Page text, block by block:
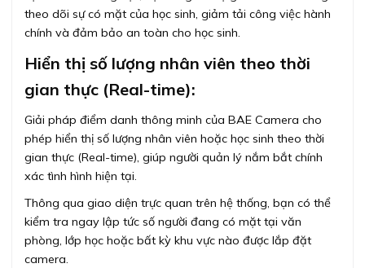
theo dõi sự có mặt của học sinh, giảm tải công việc hành
chính và đảm bảo an toàn cho học sinh.
Hiển thị số lượng nhân viên theo thời
gian thực (Real-time):
Giải pháp điểm danh thông minh của BAE Camera cho
phép hiển thị số lượng nhân viên hoặc học sinh theo thời
gian thực (Real-time), giúp người quản lý nắm bắt chính
xác tình hình hiện tại.
Thông qua giao diện trực quan trên hệ thống, bạn có thể
kiểm tra ngay lập tức số người đang có mặt tại văn
phòng, lớp học hoặc bất kỳ khu vực nào được lắp đặt
camera.